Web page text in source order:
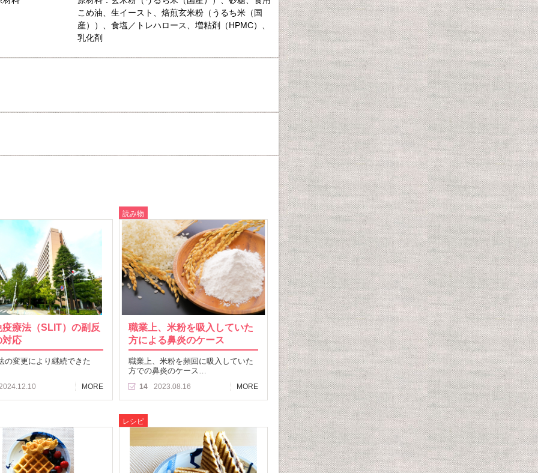
こめ油、生イースト、焙煎玄米粉（うるち米（国
産））、食塩／トレハロース、増粘剤（HPMC）、
乳化剤
疫療法（SLIT）の副反
対応
の変更により継続できた
MORE
読み物
職業上、米粉を吸入していた
方による鼻炎のケース
職業上、米粉を頻回に吸入していた
方での鼻炎のケース…
14 2023.08.16 MORE
レシピ